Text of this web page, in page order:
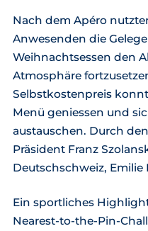
Nach dem Apéro
Anwesenden die
Weihnachtsessen den
Atmosphäre
Selbstkostenpreis
Menü geniessen und
austauschen. Durch
Präsident Franz
Deutschschweiz, Emilie
Ein sportliches
Nearest-to-the-Pin-